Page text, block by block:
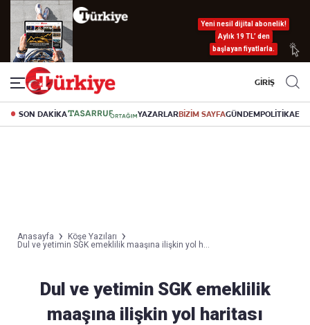
Yeni nesil dijital abonelik!
Aylık 19 TL’ den
başlayan fiyatlarla.
GİRİŞ
SON DAKİKA YAZARLARBİZİM SAYFAGÜNDEMPOLİTİKA
Anasayfa
Köşe Yazıları
Dul ve yetimin SGK emeklilik maaşına ilişkin yol h...
Dul ve yetimin SGK emeklilik
maaşına ilişkin yol haritası